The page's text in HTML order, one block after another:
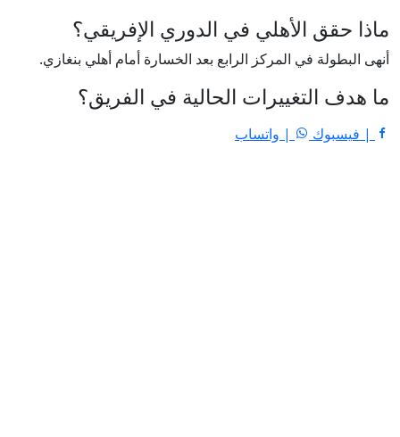
ماذا حقق الأهلي في الدوري الإفريقي؟
أنهى البطولة في المركز الرابع بعد الخسارة أمام أهلي بنغازي.
ما هدف التغييرات الحالية في الفريق؟
| فيسبوك | واتساب